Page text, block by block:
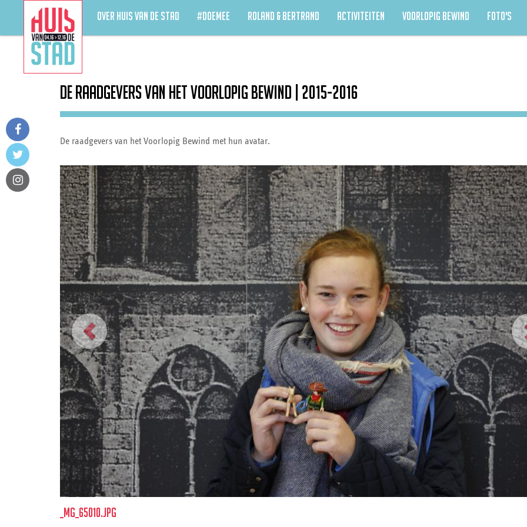
OVER HUIS VAN DE STAD #DOEMEE ROLAND & BERTRAND ACTIVITEITEN VOORLOPIG BEWIND FOTO'S
De raadgevers van het Voorlopig Bewind | 2015-2016
De raadgevers van het Voorlopig Bewind met hun avatar.
_mg_65010.jpg
facebook
twitter